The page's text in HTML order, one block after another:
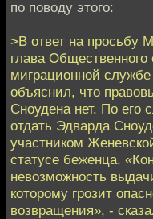
по поводу этого:
>В ответ на просьбу
глава
миграционной
объяснил, что
Сноудена нет. По его
отдать Эдварда
участником
статусе беженца.
невозможность
которому грозит
возвращения», -